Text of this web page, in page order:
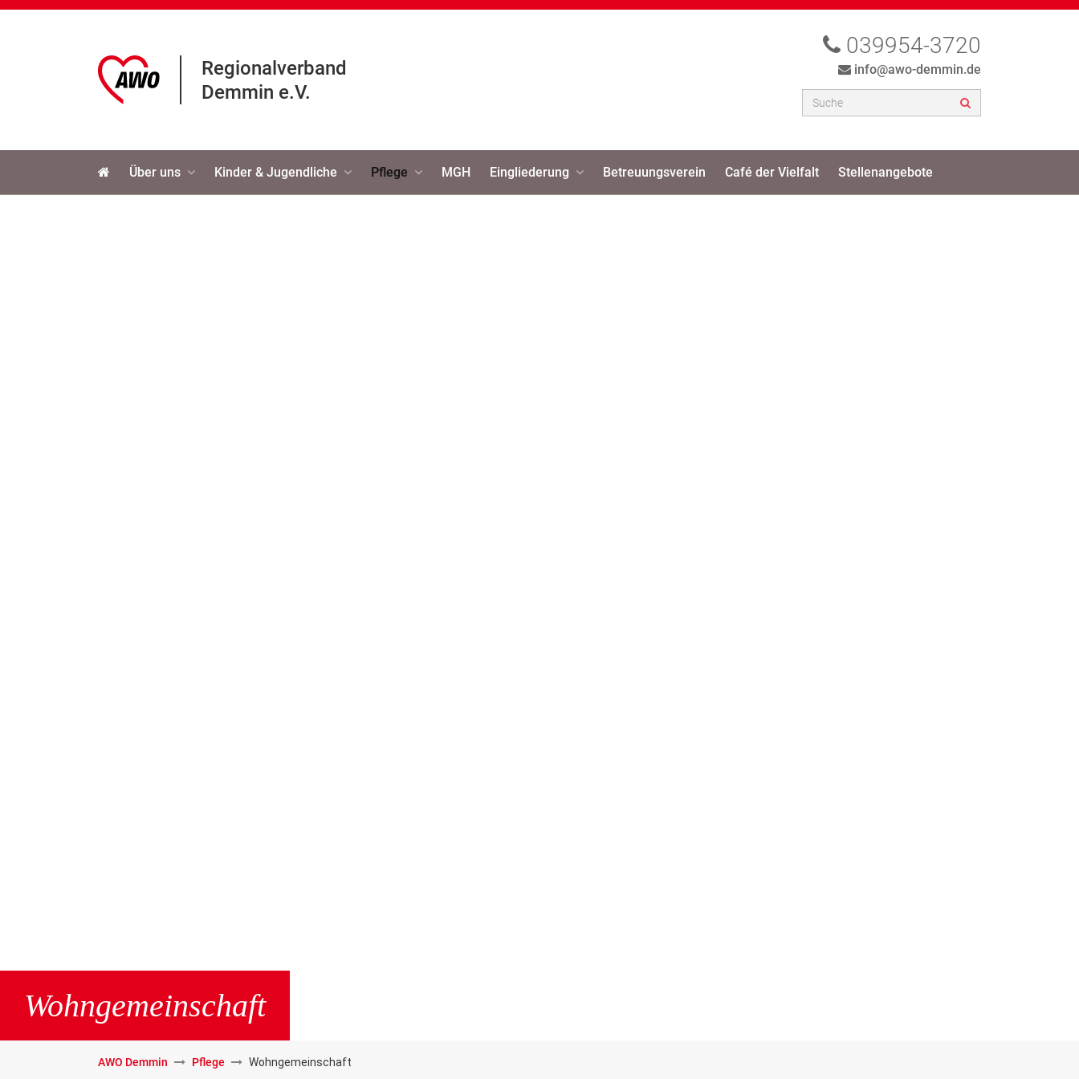
Regionalverband
Demmin e.V.
039954-3720
info@awo-demmin.de
Über uns Kinder & Jugendliche Pflege MGH Eingliederung Betreuungsverein Café der Vielfalt Stellenangebote
Wohngemeinschaft
AWO Demmin Pflege Wohngemeinschaft